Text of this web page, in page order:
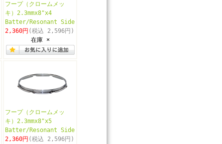
フープ（クロームメッ
キ）2.3mmx8"x4
Batter/Resonant Side
2,360円 (税込 2,596円)
在庫 ×
フープ（クロームメッ
キ）2.3mmx8"x5
Batter/Resonant Side
2,360円 (税込 2,596円)